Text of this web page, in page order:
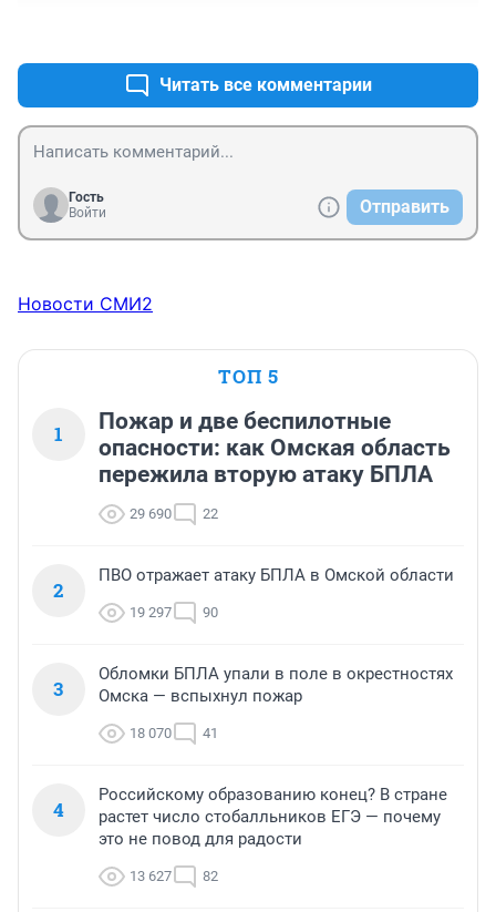
Читать все комментарии
Гость
Войти
Отправить
Новости СМИ2
ТОП 5
1
Пожар и две беспилотные
опасности: как Омская область
пережила вторую атаку БПЛА
29 690 22
2
ПВО отражает атаку БПЛА в Омской области
19 297 90
3
Обломки БПЛА упали в поле в окрестностях
Омска — вспыхнул пожар
18 070 41
4
Российскому образованию конец? В стране
растет число стобалльников ЕГЭ — почему
это не повод для радости
13 627 82